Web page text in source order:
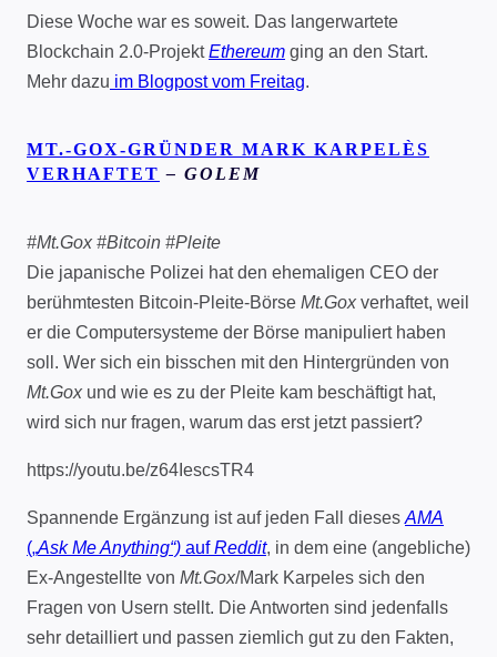
Diese Woche war es soweit. Das langerwartete
Blockchain 2.0-ProjektEthereum ging an den Start.
Mehr dazu im Blogpost vom Freitag.
MT.-GOX-GRÜNDER MARK KARPELÈS
VERHAFTET – GOLEM
#Mt.Gox #Bitcoin #Pleite
Die japanische Polizei hat den ehemaligen CEO der
berühmtesten Bitcoin-Pleite-Börse Mt.Goxverhaftet, weil
er die Computersysteme der Börse manipuliert haben
soll. Wer sich ein bisschen mit den Hintergründen von
Mt.Goxund wie es zu der Pleite kam beschäftigt hat,
wird sich nur fragen, warum das erst jetzt passiert?
https://youtu.be/z64IescsTR4
Spannende Ergänzung ist auf jeden Fall diesesAMA
(„Ask Me Anything“) aufReddit, in dem eine (angebliche)
Ex-Angestellte von Mt.Gox/Mark Karpeles sich den
Fragen von Usern stellt. Die Antworten sind jedenfalls
sehr detailliert und passen ziemlich gut zu den Fakten,